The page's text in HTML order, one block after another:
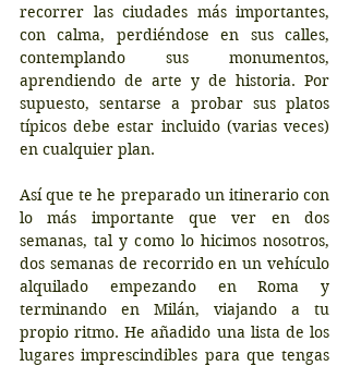
recorrer las ciudades más importantes,
con calma, perdiéndose en sus calles,
contemplando sus monumentos,
aprendiendo de arte y de historia. Por
supuesto, sentarse a probar sus platos
típicos debe estar incluido (varias veces)
en cualquier plan.
Así que te he preparado un itinerario con
lo más importante que ver en dos
semanas, tal y como lo hicimos nosotros,
dos semanas de recorrido en un vehículo
alquilado empezando en Roma y
terminando en Milán, viajando a tu
propio ritmo. He añadido una lista de los
lugares imprescindibles para que tengas